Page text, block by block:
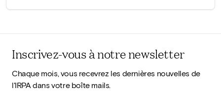
Inscrivez-vous à notre newsletter
Chaque mois, vous recevrez les dernières nouvelles de
l'IRPA dans votre boîte mails.